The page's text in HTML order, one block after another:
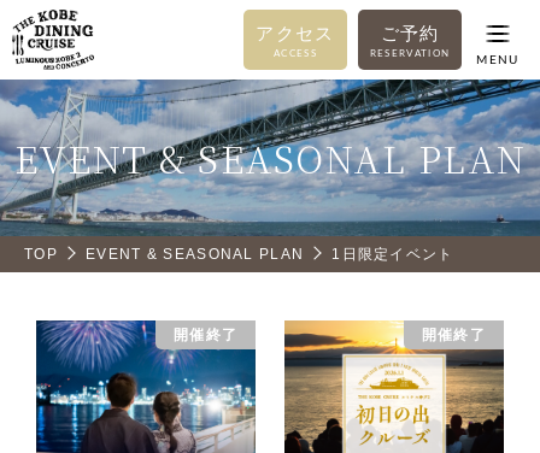
ご予約
RESERVATION
アクセス
ACCESS
MENU
EVENT & SEASONAL PLAN
TOP EVENT & SEASONAL PLAN 1日限定イベント
開催終了 開催終了